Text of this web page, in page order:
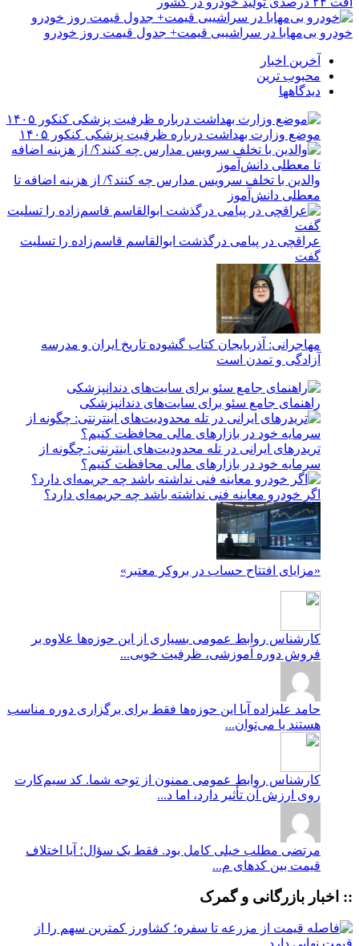
خودرو بی‌مهابا در سراشیبی قیمت+ جدول قیمت روز خودرو
آخرین اخبار
محبوب ترین
دیدگاهها
موضع وزارت بهداشت درباره ظرفیت پزشکی کنکور ۱۴۰۵
والدین با تخلف سرویس مدارس چه کنند؟/ از هزینه اضافه تا
معطلی دانش‌آموز
عراقچی در پیامی درگذشت ابوالقاسم قاسم‌زاده را تسلیت
گفت
مهاجرانی: آذربایجان کتاب گشوده تاریخ ایران و مدرسه
آزادگی و تمدن است
راهنمای جامع سئو برای سایت‌های دندانپزشکی
تریدرهای ایرانی در تله محدودیت‌های اینترنتی: چگونه از
سرمایه خود در بازارهای مالی محافظت کنیم؟
اگر خودرو معاینه فنی نداشته باشد چه جریمه‌ای دارد؟
«مزایای افتتاح حساب در بروکر معتبر»
کارشناس روابط عمومی بسیاری از این حوزه‌ها علاوه بر
فروش دوره آموزشی، ظرفیت خوبی...
حامد علیزاده آیا این حوزه‌ها فقط برای برگزاری دوره مناسب
هستند یا می‌توان...
کارشناس روابط عمومی ممنون از توجه شما. کد سیم‌کارت
روی ارزش آن تأثیر دارد، اما د...
مرتضی مطلب خیلی کامل بود. فقط یک سؤال؛ آیا اختلاف
قیمت بین کدهای م...
:: اخبار بازرگانی و گمرک